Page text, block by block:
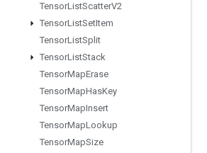
TensorListScatterV2
TensorListSetItem
TensorListSplit
TensorListStack
TensorMapErase
TensorMapHasKey
TensorMapInsert
TensorMapLookup
TensorMapSize